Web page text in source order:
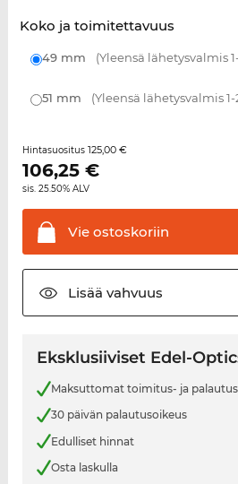
Koko ja toimitettavuus
49 mm (Yleensä lähetysvalmis
51 mm (Yleensä lähetysvalmis 1-
Hintasuositus 125,00 €
106,25€
sis. 25.50% ALV
Vieostoskoriin
Lisää vahvuus
Eksklusiiviset Edel-
Maksuttomat toimitus- ja
30 päivän palautusoikeus
Edulliset hinnat
Osta laskulla